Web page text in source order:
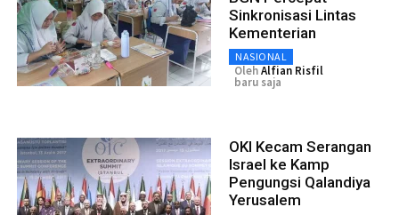
Sinkronisasi Lintas
Kementerian
NASIONAL
OlehAlfian Risfil
baru saja
OKI Kecam Serangan
Israel ke Kamp
Pengungsi Qalandiya
Yerusalem